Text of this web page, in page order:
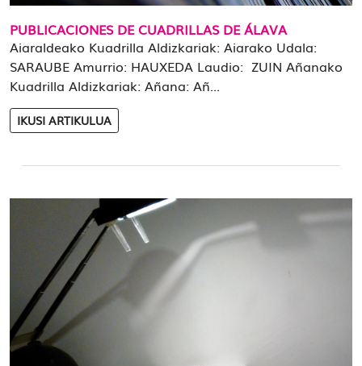
PUBLICACIONES DE CUADRILLAS DE ÁLAVA
Aiaraldeako Kuadrilla Aldizkariak: Aiarako Udala:
SARAUBE Amurrio: HAUXEDA Laudio: ZUIN Añanako
Kuadrilla Aldizkariak: Añana: Añ...
IKUSI ARTIKULUA